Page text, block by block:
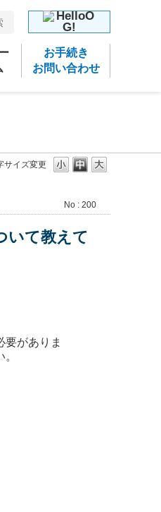
お手続き
お問い合わせ
サイズ変更
No : 200
いて教えて
要がありま